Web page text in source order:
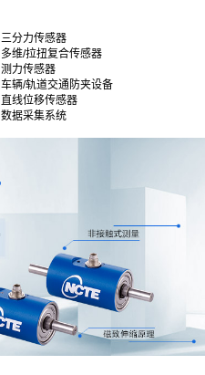
三分力传感器
多维/拉扭复合传感器
测力传感器
车辆/轨道交通防夹设备
直线位移传感器
数据采集系统